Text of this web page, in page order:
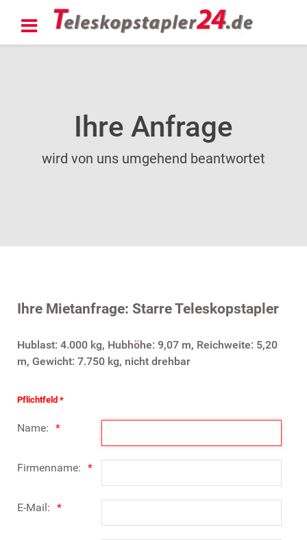
Ihre Anfrage
wird von uns umgehend beantwortet
Ihre Mietanfrage: Starre Teleskopstapler
Hublast: 4.000 kg, Hubhöhe: 9,07 m, Reichweite: 5,20
m, Gewicht: 7.750 kg, nicht drehbar
Pflichtfeld *
Name:
Firmenname:
E-Mail: